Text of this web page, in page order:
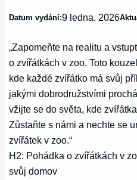
Datum vydání:9 ledna, 2026
„Zapomeňte na realitu a
o zvířátkách v zoo. Toto
kde každé zvířátko má svůj
jakými dobrodružstvími
vžijte se do světa, kde
Zůstaňte s námi a nechte se
zvířátek v zoo.“
H2: Pohádka o zvířátkách v
svůj domov